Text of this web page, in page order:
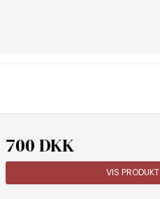
700 DKK
VIS PRODUKT